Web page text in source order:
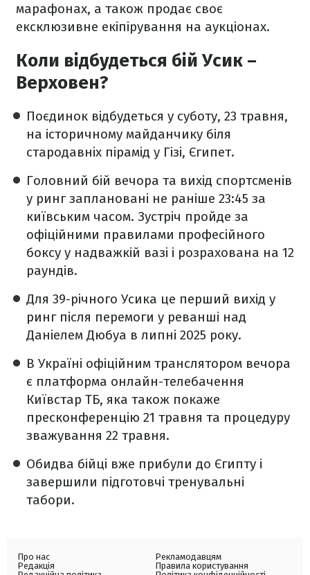
марафонах, а також продає своє
ексклюзивне екіпірування на аукціонах.
Коли відбудеться бій Усик –
Верховен?
Поєдинок відбудеться у суботу, 23 травня,
на історичному майданчику біля
стародавніх пірамід у Гізі, Єгипет.
Головний бій вечора та вихід спортсменів
у ринг заплановані не раніше 23:45 за
київським часом. Зустріч пройде за
офіційними правилами професійного
боксу у надважкій вазі і розрахована на 12
раундів.
Для 39-річного Усика це перший вихід у
ринг після перемоги у реванші над
Даніелем Дюбуа в липні 2025 року.
В Україні офіційним транслятором вечора
є платформа онлайн-телебачення
Київстар ТБ, яка також покаже
пресконференцію 21 травня та процедуру
зважування 22 травня.
Обидва бійці вже прибули до Єгипту і
завершили підготовчі тренувальні
табори.
Про нас
Редакція
Рекламодавцям
Правила користування